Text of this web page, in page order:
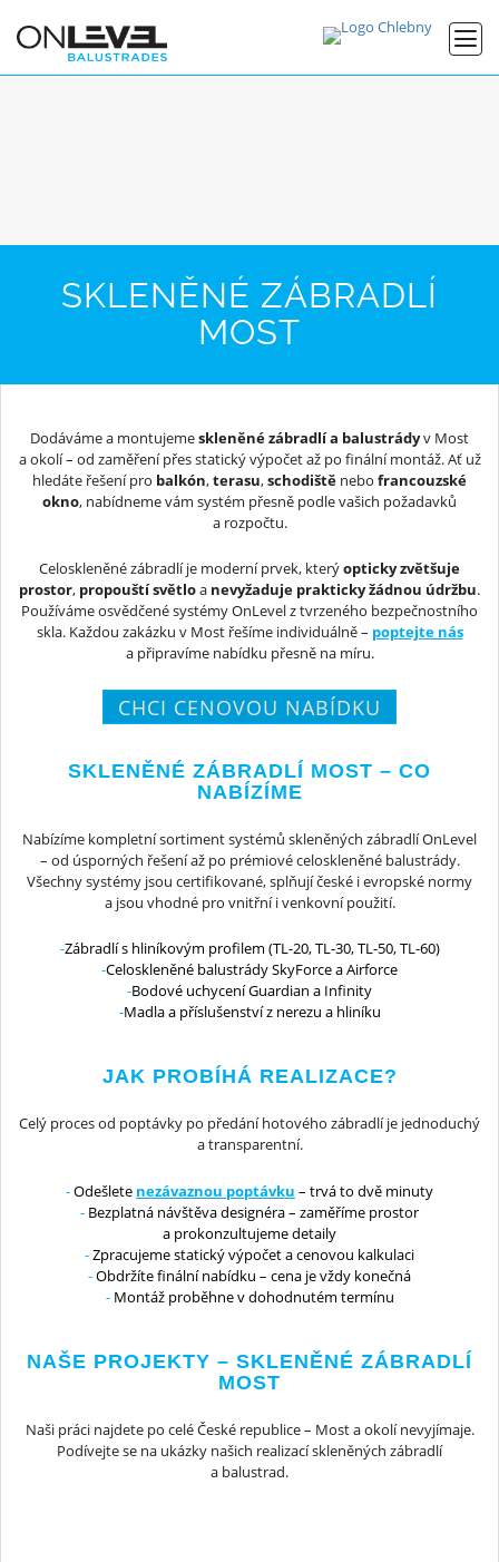
SKLENĚNÉ ZÁBRADLÍ
MOST
Dodáváme a montujemeskleněné zábradlí a balustrádyv Most
a okolí – od zaměření přes statický výpočet až po finální montáž. Ať už
hledáte řešení pro balkón,terasu,schodiště nebo francouzské
okno, nabídneme vám systém přesně podle vašich požadavků
a rozpočtu.
Celoskleněné zábradlí je moderní prvek, kterýopticky zvětšuje
prostor, propouští světloa nevyžaduje prakticky žádnou údržbu.
Používáme osvědčené systémy OnLevel z tvrzeného bezpečnostního
skla. Každou zakázku v Most řešíme individuálně – poptejte nás
a připravíme nabídku přesně na míru.
CHCI CENOVOU NABÍDKU
SKLENĚNÉ ZÁBRADLÍ MOST – CO
NABÍZÍME
Nabízíme kompletní sortiment systémů skleněných zábradlí OnLevel
– od úsporných řešení až po prémiové celoskleněné balustrády.
Všechny systémy jsou certifikované, splňují české i evropské normy
a jsou vhodné pro vnitřní i venkovní použití.
Zábradlí s hliníkovým profilem (TL-20, TL-30, TL-50, TL-60)
Celoskleněné balustrády SkyForce a Airforce
Bodové uchycení Guardian a Infinity
Madla a příslušenství z nerezu a hliníku
JAK PROBÍHÁ REALIZACE?
Celý proces od poptávky po předání hotového zábradlí je jednoduchý
a transparentní.
Odešlete nezávaznou poptávku – trvá to dvě minuty
Bezplatná návštěva designéra – zaměříme prostor
a prokonzultujeme detaily
Zpracujeme statický výpočet a cenovou kalkulaci
Obdržíte finální nabídku – cena je vždy konečná
Montáž proběhne v dohodnutém termínu
NAŠE PROJEKTY – SKLENĚNÉ ZÁBRADLÍ
MOST
Naši práci najdete po celé České republice – Most a okolí nevyjímaje.
Podívejte se na ukázky našich realizací skleněných zábradlí
a balustrad.